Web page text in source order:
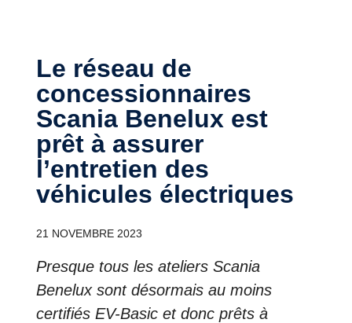
Le réseau de
concessionnaires
Scania Benelux est
prêt à assurer
l’entretien des
véhicules électriques
21 NOVEMBRE 2023
Presque tous les ateliers Scania
Benelux sont désormais au moins
certifiés EV-Basic et donc prêts à